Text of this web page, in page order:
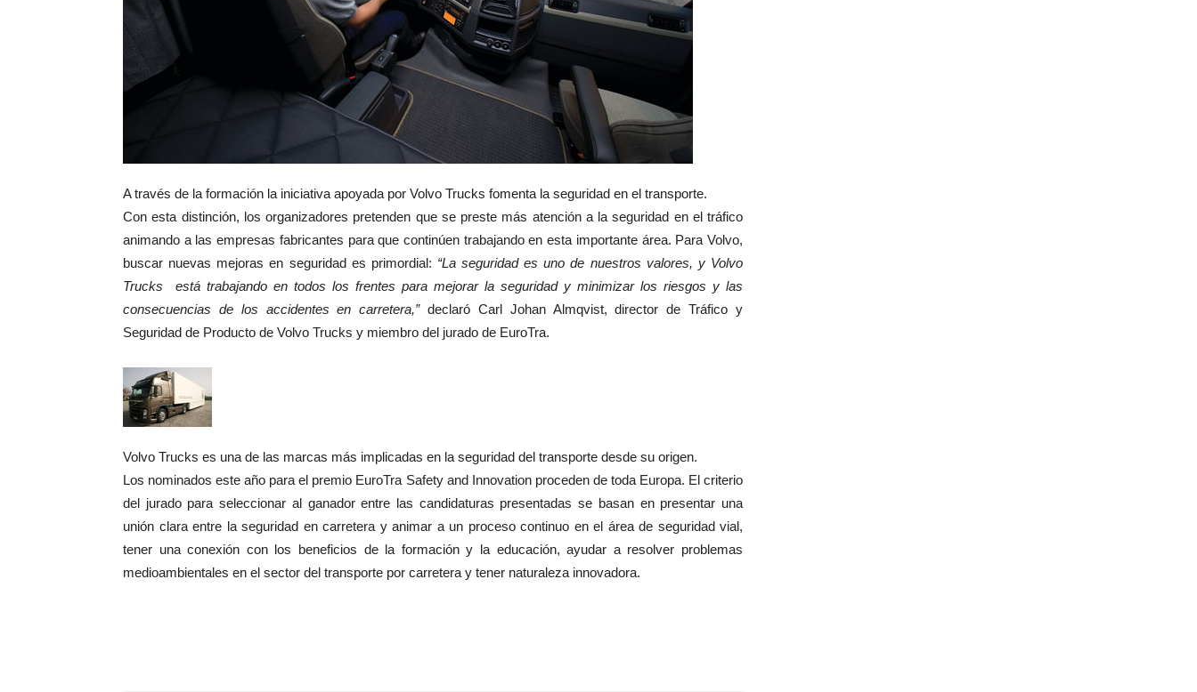
A través de la formación la iniciativa apoyada por Volvo Trucks fomenta la seguridad en el transporte.
Con esta distinción, los organizadores pretenden que se preste más atención a la seguridad en el tráfico
animando a las empresas fabricantes para que continúen trabajando en esta importante área. Para Volvo,
buscar nuevas mejoras en seguridad es primordial: “La seguridad es uno de nuestros valores, y Volvo
Trucks
está trabajando en todos los frentes para mejorar la seguridad y minimizar los riesgos y las
consecuencias de los accidentes en carretera,”declaró Carl Johan Almqvist, director de Tráfico y
Seguridad de Producto de Volvo Trucks y miembro del jurado de EuroTra.
Volvo Trucks es una de las marcas más implicadas en la seguridad del transporte desde su origen.
Los nominados este año para el premio EuroTra Safety and Innovation proceden de toda Europa. El criterio
del jurado para seleccionar al ganador entre las candidaturas presentadas se basan en presentar una
unión clara entre la seguridad en carretera y animar a un proceso continuo en el área de seguridad vial,
tener una conexión con los beneficios de la formación y la educación, ayudar a resolver problemas
medioambientales en el sector del transporte por carretera y tener naturaleza innovadora.